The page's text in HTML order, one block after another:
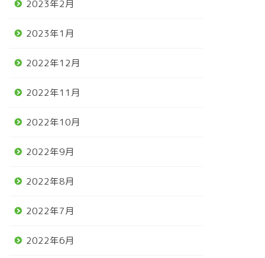
2023年2月
2023年1月
2022年12月
2022年11月
2022年10月
2022年9月
2022年8月
2022年7月
2022年6月